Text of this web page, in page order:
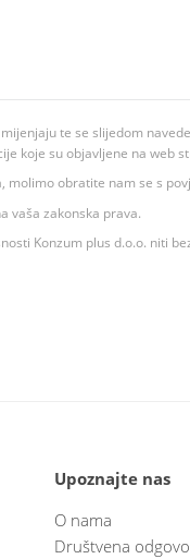
te se slijedom
koje su objavljene na web
obratite nam se s
vaša zakonska prava.
Konzum plus d.o.o. niti
Upoznajte nas
O nama
Društvena